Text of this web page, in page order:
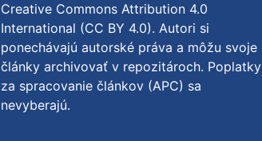
Creative Commons Attribution 4.0
International (CC BY 4.0). Autori si
ponechávajú autorské práva a môžu svoje
články archivovať v repozitároch. Poplatky
za spracovanie článkov (APC) sa
nevyberajú.